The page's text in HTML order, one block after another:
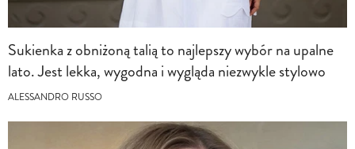
Sukienka z obniżoną talią to najlepszy wybór na upalne
lato. Jest lekka, wygodna i wygląda niezwykle stylowo
ALESSANDRO RUSSO